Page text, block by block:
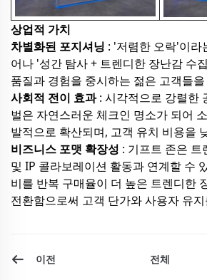
상업적 가치
차별화된 포지셔닝 : '저렴한 오락'이라
어나 '성간 탐사 + 트렌디한 장난감 수
품질과 경험을 중시하는 젊은 고객들
사회적 전이 효과: 시각적으로 강렬한
벌은 자연스러운 체크인 명소가 되어
발적으로 확산되며, 고객 유치 비용을
비즈니스 포맷 확장성 : 기프트 존은 트
및 IP 콜라보레이션 활동과 연계할 수
비를 반복 구매율이 더 높은 트렌디한
전환함으로써 고객 단가와 사용자 유
이전 전체